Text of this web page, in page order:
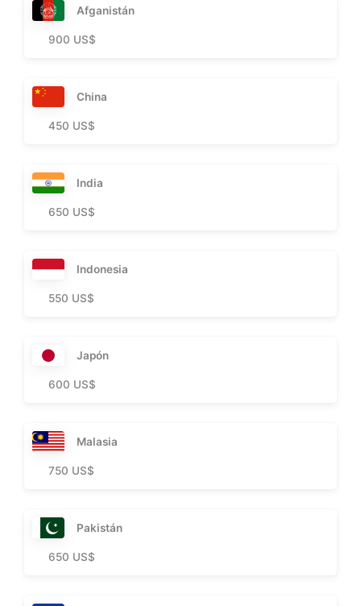
Afganistán
900 US$
China
450 US$
India
650 US$
Indonesia
550 US$
Japón
600 US$
Malasia
750 US$
Pakistán
650 US$